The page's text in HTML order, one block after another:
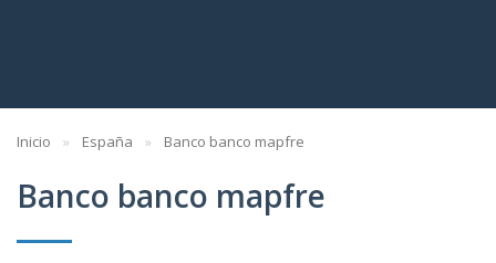
Inicio España Banco banco mapfre
Banco banco mapfre